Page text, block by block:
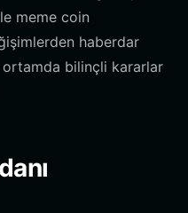
meme coin
haberdar
ortamda bilinçli kararlar